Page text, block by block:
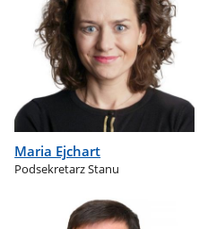
Maria Ejchart
Podsekretarz Stanu